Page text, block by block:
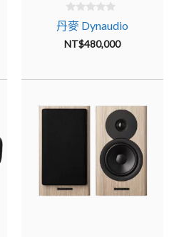
0
o
u
t
丹麥 Dynaudio
NT$480,000